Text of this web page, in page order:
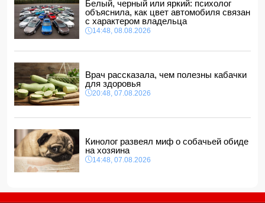
12:48, 08.08.2026
СМИ: США ищут на Кубе фигуру для повторения
"венесуэльского сценария"
Белый, черный или яркий: психолог
объяснила, как цвет автомобиля связан
с характером владельца
14:48, 08.08.2026
Врач рассказала, чем полезны кабачки
для здоровья
20:48, 07.08.2026
Кинолог развеял миф о собачьей обиде
на хозяина
14:48, 07.08.2026